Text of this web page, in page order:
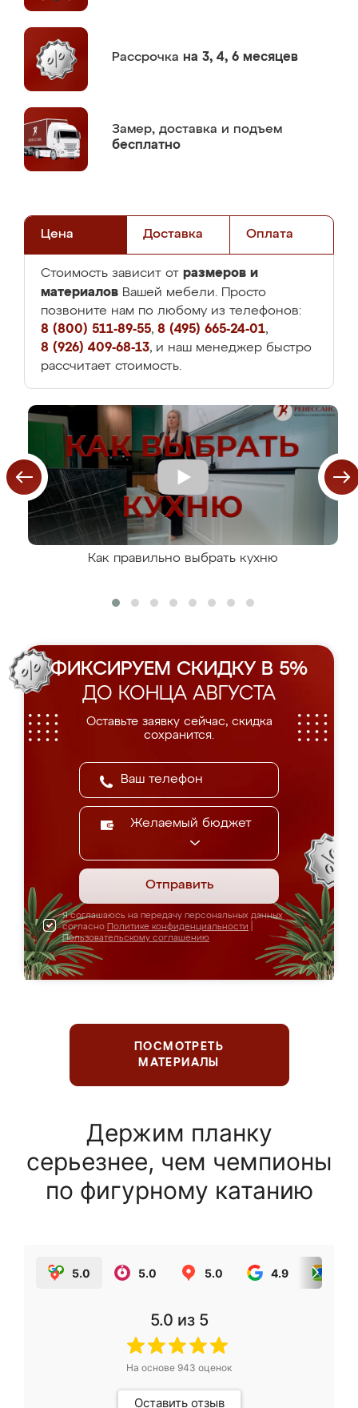
Рассрочка на 3, 4, 6 месяцев
Замер, доставка и подъем
бесплатно
Цена Доставка Оплата
Стоимость зависит от размеров и
материалов Вашей мебели. Просто
позвоните нам по любому из телефонов:
8 (800) 511-89-55, 8 (495) 665-24-01,
8 (926) 409-68-13, и наш менеджер быстро
рассчитает стоимость.
Как правильно выбрать кухню
ФИКСИРУЕМ СКИДКУ В 5%
ДО КОНЦА АВГУСТА
Оставьте заявку сейчас, скидка
сохранится.
Желаемый бюджет
Отправить
Я соглашаюсь на передачу персональных данных
согласно Политике конфиденциальности
Пользовательскому соглашению
ПОСМОТРЕТЬ
МАТЕРИАЛЫ
Держим планку
серьезнее, чем чемпионы
по фигурному катанию
5.0 5.0 5.0 4.9
5.0 из 5
На основе 943 оценок
Оставить отзыв